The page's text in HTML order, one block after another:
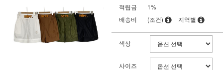
적립금
1%
배송비
(조건) 지역별
색상
사이즈